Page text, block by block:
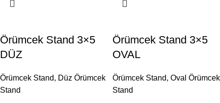
Örümcek Stand 3×5
DÜZ
Örümcek Stand, Düz Örümcek
Stand
Örümcek Stand 3×5
OVAL
Örümcek Stand, Oval Örümcek
Stand